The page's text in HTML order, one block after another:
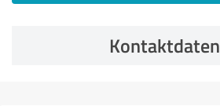
Kontaktdaten